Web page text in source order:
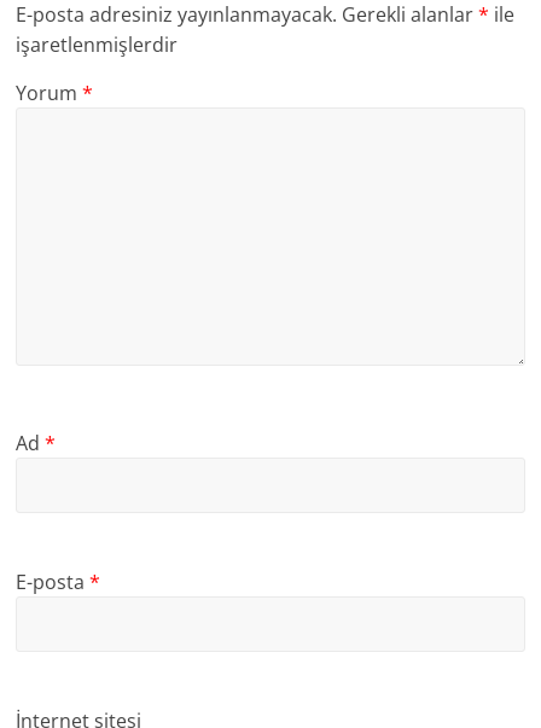
E-posta adresiniz yayınlanmayacak. Gerekli alanlar* ile
işaretlenmişlerdir
Yorum*
Ad*
E-posta*
İnternet sitesi